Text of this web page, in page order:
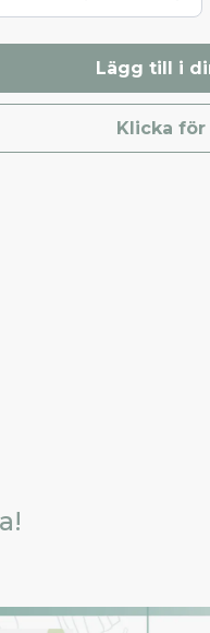
Lägg till i
Klicka